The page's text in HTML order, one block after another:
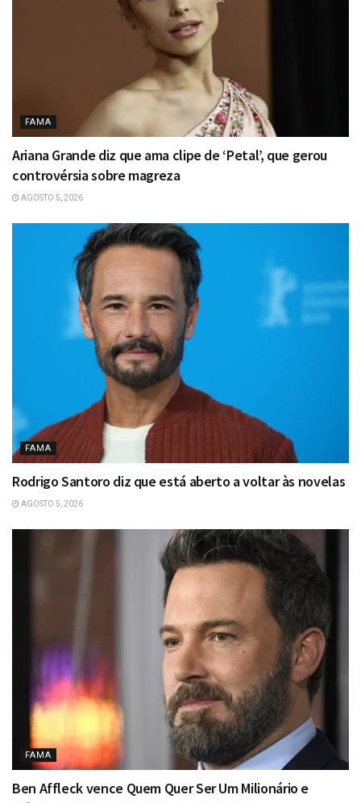
FAMA
Ariana Grande diz que ama clipe de ‘Petal’, que gerou
controvérsia sobre magreza
AGOSTO 5, 2026
FAMA
Rodrigo Santoro diz que está aberto a voltar às novelas
AGOSTO 5, 2026
FAMA
Ben Affleck vence Quem Quer Ser Um Milionário e